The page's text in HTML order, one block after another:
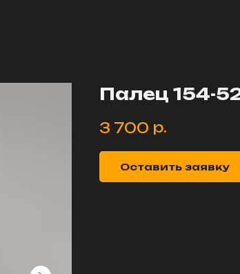
Палец 154-
3 700 р.
Оставить заявку